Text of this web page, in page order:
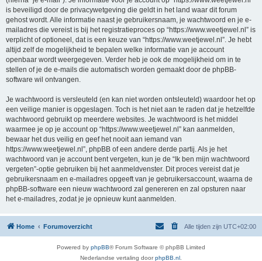
is beveiligd door de privacywetgeving die geldt in het land waar dit forum
gehost wordt. Alle informatie naast je gebruikersnaam, je wachtwoord en je e-
mailadres die vereist is bij het registratieproces op “https://www.weetjewel.nl” is
verplicht of optioneel, dat is een keuze van “https://www.weetjewel.nl”. Je hebt
altijd zelf de mogelijkheid te bepalen welke informatie van je account
openbaar wordt weergegeven. Verder heb je ook de mogelijkheid om in te
stellen of je de e-mails die automatisch worden gemaakt door de phpBB-
software wil ontvangen.
Je wachtwoord is versleuteld (en kan niet worden ontsleuteld) waardoor het op
een veilige manier is opgeslagen. Toch is het niet aan te raden dat je hetzelfde
wachtwoord gebruikt op meerdere websites. Je wachtwoord is het middel
waarmee je op je account op “https://www.weetjewel.nl” kan aanmelden,
bewaar het dus veilig en geef het nooit aan iemand van
https://www.weetjewel.nl”, phpBB of een andere derde partij. Als je het
wachtwoord van je account bent vergeten, kun je de “Ik ben mijn wachtwoord
vergeten”-optie gebruiken bij het aanmeldvenster. Dit proces vereist dat je
gebruikersnaam en e-mailadres opgeeft van je gebruikersaccount, waarna de
phpBB-software een nieuw wachtwoord zal genereren en zal opsturen naar
het e-mailadres, zodat je je opnieuw kunt aanmelden.
Home Forumoverzicht Alle tijden zijn UTC+02:00
Powered by phpBB® Forum Software © phpBB Limited
Nederlandse vertaling doorphpBB.nl